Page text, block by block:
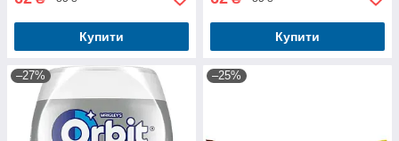
Купити Купити
–27% –25%